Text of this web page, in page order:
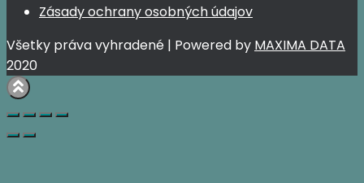
Zásady ochrany osobných údajov
Všetky práva vyhradené | Powered by MAXIMA DATA
2020